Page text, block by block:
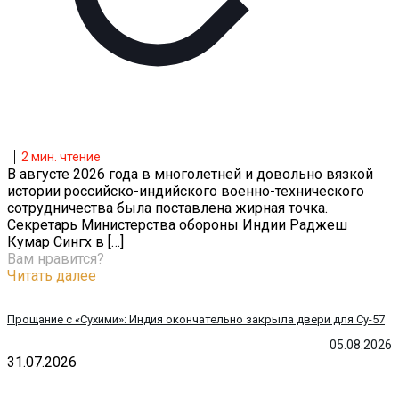
05.08.2026
Прощание с «Сухими»: Индия окончательно закрыла двери для Су-57
2 мин. чтение
В августе 2026 года в многолетней и довольно вязкой
истории российско-индийского военно-технического
сотрудничества была поставлена жирная точка.
Секретарь Министерства обороны Индии Раджеш
Кумар Сингх в […]
Вам нравится?
Читать далее
31.07.2026